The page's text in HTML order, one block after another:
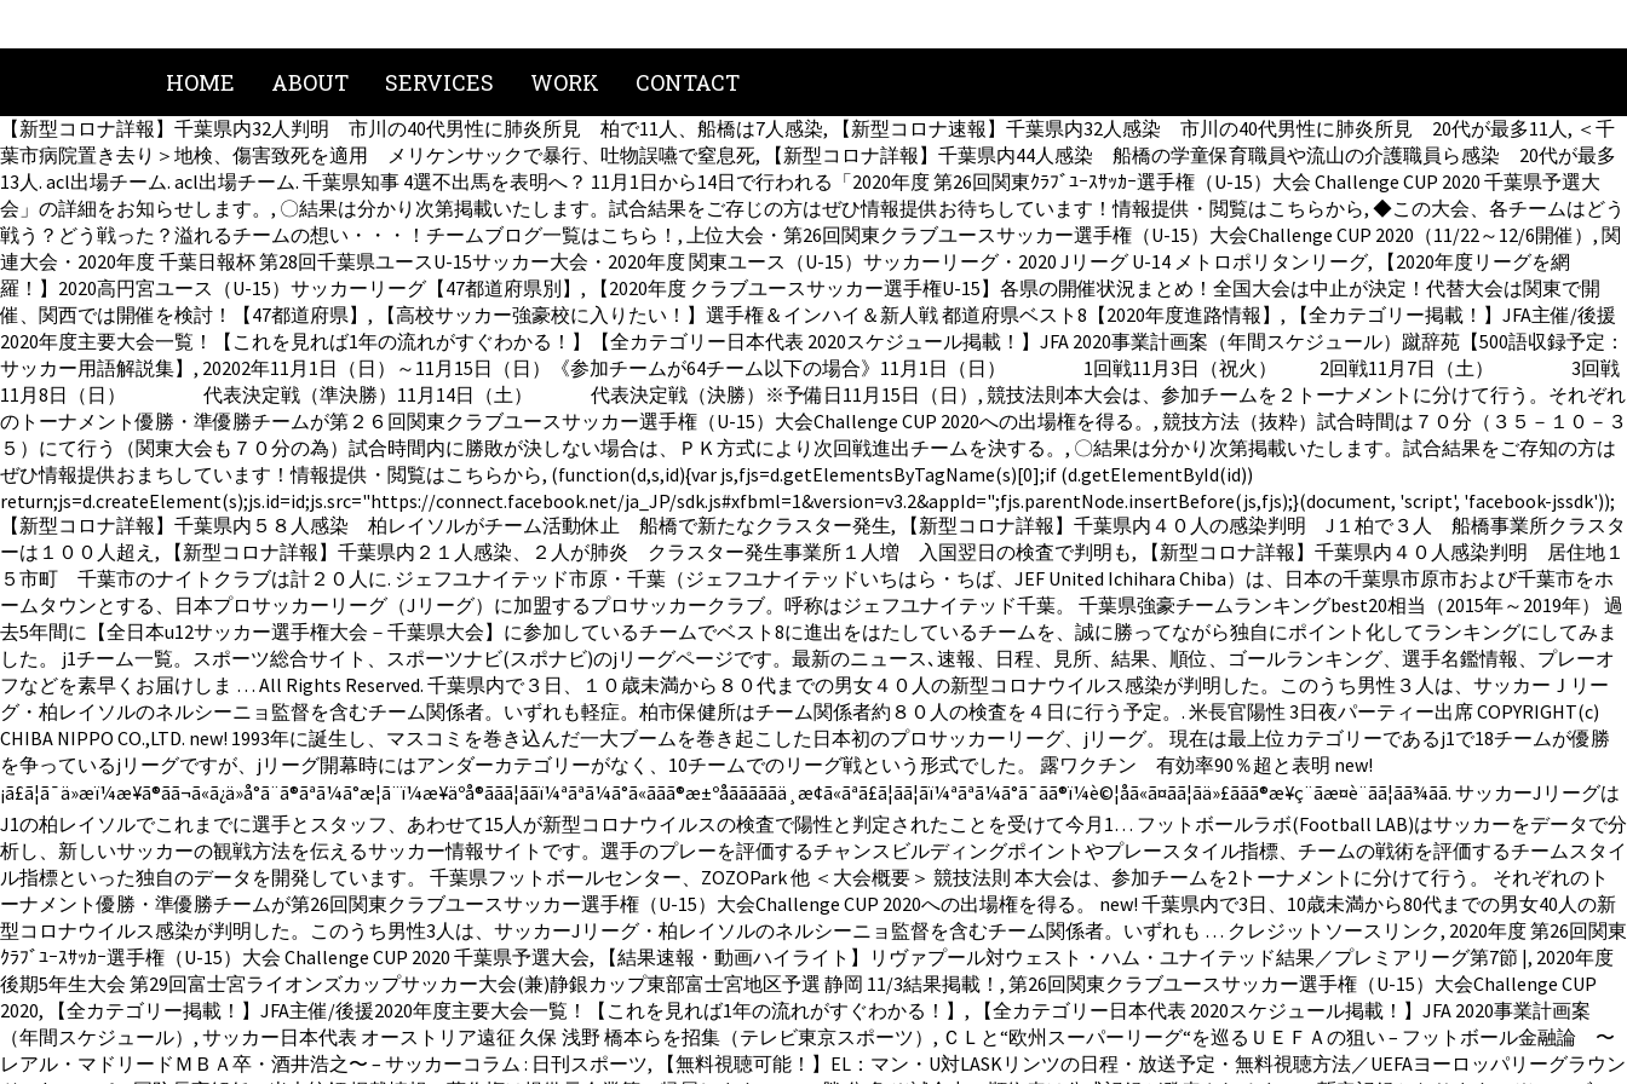
HOME ABOUT SERVICES WORK CONTACT
【新型コロナ詳報】千葉県内32人判明 市川の40代男性に肺炎所見 柏で11人、船橋は7人感染, 【新型コロナ速報】千葉県内32人感染 市川の40代男性に肺炎所見 20代が最多11人, ＜千
葉市病院置き去り＞地検、傷害致死を適用 メリケンサックで暴行、吐物誤嚥で窒息死, 【新型コロナ詳報】千葉県内44人感染 船橋の学童保育職員や流山の介護職員ら感染 20代が最多
13人. acl出場チーム. acl出場チーム. 千葉県知事 4選不出馬を表明へ？ 11月1日から14日で行われる「2020年度 第26回関東ｸﾗﾌﾞﾕｰｽｻｯｶｰ選手権（U-15）大会 Challenge CUP 2020 千葉県予選大
会」の詳細をお知らせします。, 〇結果は分かり次第掲載いたします。試合結果をご存じの方はぜひ情報提供お待ちしています！情報提供・閲覧はこちらから, ◆この大会、各チームはどう
戦う？どう戦った？溢れるチームの想い・・・！チームブログ一覧はこちら！, 上位大会・第26回関東クラブユースサッカー選手権（U-15）大会Challenge CUP 2020（11/22～12/6開催）, 関
連大会・2020年度 千葉日報杯 第28回千葉県ユースU-15サッカー大会・2020年度 関東ユース（U-15）サッカーリーグ・2020 Jリーグ U-14 メトロポリタンリーグ, 【2020年度リーグを網
羅！】2020高円宮ユース（U-15）サッカーリーグ【47都道府県別】, 【2020年度 クラブユースサッカー選手権U-15】各県の開催状況まとめ！全国大会は中止が決定！代替大会は関東で開
催、関西では開催を検討！【47都道府県】, 【高校サッカー強豪校に入りたい！】選手権＆インハイ＆新人戦 都道府県ベスト8【2020年度進路情報】, 【全カテゴリー掲載！】JFA主催/後援
2020年度主要大会一覧！【これを見れば1年の流れがすぐわかる！】【全カテゴリー日本代表 2020スケジュール掲載！】JFA 2020事業計画案（年間スケジュール）蹴辞苑【500語収録予定：
サッカー用語解説集】, 20202年11月1日（日）～11月15日（日）《参加チームが64チーム以下の場合》11月1日（日） 1回戦11月3日（祝火） 2回戦11月7日（土） 3回戦
11月8日（日） 代表決定戦（準決勝）11月14日（土） 代表決定戦（決勝）※予備日11月15日（日）, 競技法則本大会は、参加チームを２トーナメントに分けて行う。それぞれ
のトーナメント優勝・準優勝チームが第２６回関東クラブユースサッカー選手権（U-15）大会Challenge CUP 2020への出場権を得る。, 競技方法（抜粋）試合時間は７０分（３５－１０－３
５）にて行う（関東大会も７０分の為）試合時間内に勝敗が決しない場合は、ＰＫ方式により次回戦進出チームを決する。, 〇結果は分かり次第掲載いたします。試合結果をご存知の方は
ぜひ情報提供おまちしています！情報提供・閲覧はこちらから, (function(d,s,id){var js,fjs=d.getElementsByTagName(s)[0];if (d.getElementById(id))
return;js=d.createElement(s);js.id=id;js.src="https://connect.facebook.net/ja_JP/sdk.js#xfbml=1&version=v3.2&appId=";fjs.parentNode.insertBefore(js,fjs);}(document, 'script', 'facebook-jssdk'));
【新型コロナ詳報】千葉県内５８人感染 柏レイソルがチーム活動休止 船橋で新たなクラスター発生, 【新型コロナ詳報】千葉県内４０人の感染判明 J１柏で３人 船橋事業所クラスタ
ーは１００人超え, 【新型コロナ詳報】千葉県内２１人感染、２人が肺炎 クラスター発生事業所１人増 入国翌日の検査で判明も, 【新型コロナ詳報】千葉県内４０人感染判明 居住地１
５市町 千葉市のナイトクラブは計２０人に. ジェフユナイテッド市原・千葉（ジェフユナイテッドいちはら・ちば、JEF United Ichihara Chiba）は、日本の千葉県市原市および千葉市をホ
ームタウンとする、日本プロサッカーリーグ（Jリーグ）に加盟するプロサッカークラブ。呼称はジェフユナイテッド千葉。 千葉県強豪チームランキングbest20相当（2015年～2019年） 過
去5年間に【全日本u12サッカー選手権大会－千葉県大会】に参加しているチームでベスト8に進出をはたしているチームを、誠に勝ってながら独自にポイント化してランキングにしてみま
した。 j1チーム一覧。スポーツ総合サイト、スポーツナビ(スポナビ)のjリーグページです。最新のニュース､速報、日程、見所、結果、順位、ゴールランキング、選手名鑑情報、プレーオ
フなどを素早くお届けしま … All Rights Reserved. 千葉県内で３日、１０歳未満から８０代までの男女４０人の新型コロナウイルス感染が判明した。このうち男性３人は、サッカーＪリー
グ・柏レイソルのネルシーニョ監督を含むチーム関係者。いずれも軽症。柏市保健所はチーム関係者約８０人の検査を４日に行う予定。. 米長官陽性 3日夜パーティー出席 COPYRIGHT(c)
CHIBA NIPPO CO.,LTD. new! 1993年に誕生し、マスコミを巻き込んだ一大ブームを巻き起こした日本初のプロサッカーリーグ、jリーグ。 現在は最上位カテゴリーであるj1で18チームが優勝
を争っているjリーグですが、jリーグ開幕時にはアンダーカテゴリーがなく、10チームでのリーグ戦という形式でした。 露ワクチン 有効率90％超と表明 new!
¡ã£ã¦ã¯ä»æï¼æ¥ã®ãã¬ã«ã¿ä»å°ã¨ã®ãªã¼ã°æ¦ã¨ï¼æ¥äºå®ããã¦ããï¼ªãªã¼ã°ã«ããã®æ±ºåãããããä¸­æ­¢ã«ãªã£ã¦ãã¦ãï¼ªãªã¼ã°ã¯ãã®ï¼è©¦åã«ã¤ãã¦ãä»£ããã®æ¥ç¨ãæ¤è¨ãã¦ãã¾ãã. サッカーJリーグは
J1の柏レイソルでこれまでに選手とスタッフ、あわせて15人が新型コロナウイルスの検査で陽性と判定されたことを受けて今月1… フットボールラボ(Football LAB)はサッカーをデータで分
析し、新しいサッカーの観戦方法を伝えるサッカー情報サイトです。選手のプレーを評価するチャンスビルディングポイントやプレースタイル指標、チームの戦術を評価するチームスタイ
ル指標といった独自のデータを開発しています。 千葉県フットボールセンター、ZOZOPark 他 ＜大会概要＞ 競技法則 本大会は、参加チームを2トーナメントに分けて行う。 それぞれのト
ーナメント優勝・準優勝チームが第26回関東クラブユースサッカー選手権（U-15）大会Challenge CUP 2020への出場権を得る。 new! 千葉県内で3日、10歳未満から80代までの男女40人の新
型コロナウイルス感染が判明した。このうち男性3人は、サッカーJリーグ・柏レイソルのネルシーニョ監督を含むチーム関係者。いずれも … クレジットソースリンク, 2020年度 第26回関東
ｸﾗﾌﾞﾕｰｽｻｯｶｰ選手権（U-15）大会 Challenge CUP 2020 千葉県予選大会, 【結果速報・動画ハイライト】リヴァプール対ウェスト・ハム・ユナイテッド結果／プレミアリーグ第7節 |, 2020年度
後期5年生大会 第29回富士宮ライオンズカップサッカー大会(兼)静銀カップ東部富士宮地区予選 静岡 11/3結果掲載！, 第26回関東クラブユースサッカー選手権（U-15）大会Challenge CUP
2020, 【全カテゴリー掲載！】JFA主催/後援2020年度主要大会一覧！【これを見れば1年の流れがすぐわかる！】, 【全カテゴリー日本代表 2020スケジュール掲載！】JFA 2020事業計画案
（年間スケジュール）, サッカー日本代表 オーストリア遠征 久保 浅野 橋本らを招集（テレビ東京スポーツ）, ＣＬと“欧州スーパーリーグ“を巡るＵＥＦＡの狙い – フットボール金融論 〜
レアル・マドリードＭＢＡ卒・酒井浩之〜 – サッカーコラム : 日刊スポーツ, 【無料視聴可能！】EL：マン・U対LASKリンツの日程・放送予定・無料視聴方法／UEFAヨーロッパリーグラウン